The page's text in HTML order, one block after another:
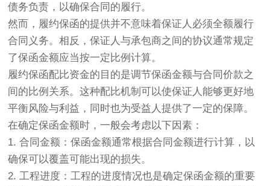
债务负责，以确保合同的履行。
然而，履约保函的提供并不意味着保证人必须全额履行
合同义务。相反，保证人与承包商之间的协议通常规定
了保函金额应当按一定比例计算。
履约保函配比资金的目的是调节保函金额与合同价款之
间的比例关系。这种配比机制可以使保证人能够更好地
平衡风险与利益，同时也为受益人提供了一定的保障。
在确定保函金额时，一般会考虑以下因素：
1. 合同金额：保函金额通常根据合同金额进行计算，以
确保可以覆盖可能出现的损失。
2. 工程进度：工程的进度情况也是确定保函金额的重要